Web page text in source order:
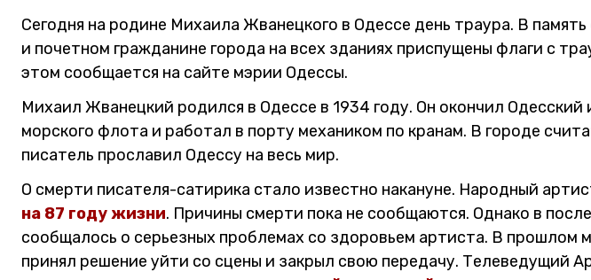
Сегодня на родине Михаила Жванецкого в Одессе день траура. В
и почетном гражданине города на всех зданиях приспущены флаги с
этом сообщается на сайте мэрии Одессы.
Михаил Жванецкий родился в Одессе в 1934 году. Он окончил
морского флота и работал в порту механиком по кранам. В городе
писатель прославил Одессу на весь мир.
О смерти писателя-сатирика стало известно накануне. Народный
на 87 году жизни. Причины смерти пока не сообщаются. Однако в
сообщалось о серьезных проблемах со здоровьем артиста. В прошлом
принял решение уйти со сцены и закрыл свою передачу. Телеведущий